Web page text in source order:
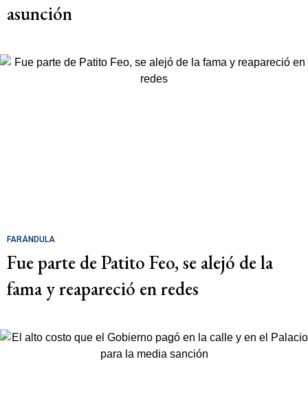
asunción
FARÁNDULA
Fue parte de Patito Feo, se alejó de la
fama y reapareció en redes